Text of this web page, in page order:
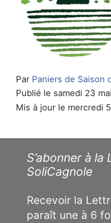
Par Paniers de Saison
Publié le samedi 23
Mis à jour le mercredi
S’abonner à la
SoliCagnole
Recevoir la
paraît une à 6